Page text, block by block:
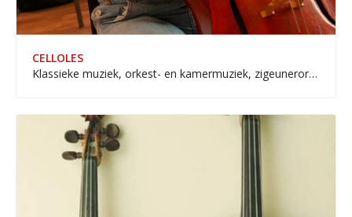
CELLOLES
Klassieke muziek, orkest- en kamermuziek, zigeunerorkest, salonorkest en popmuziek.